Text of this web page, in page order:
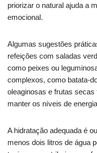
priorizar o natural ajuda a
emocional.
Algumas sugestões
refeições com saladas
como peixes ou
complexos, como batata-
oleaginosas e frutas
manter os níveis de
A hidratação adequada é
menos dois litros de água